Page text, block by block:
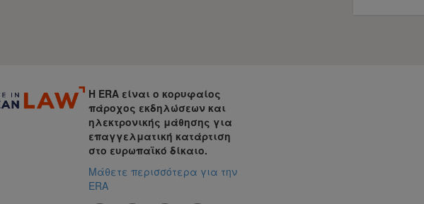
Η ERA είναι ο κορυφαίος
πάροχος εκδηλώσεων και
ηλεκτρονικής μάθησης για
επαγγελματική κατάρτιση
στο ευρωπαϊκό δίκαιο.
Μάθετε περισσότερα για την
ERA